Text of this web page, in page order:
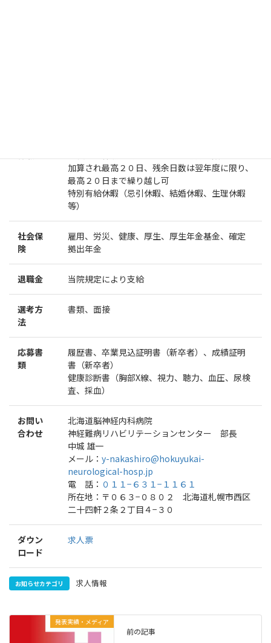
加算され最高２０日、残余日数は翌年度に限り、
最高２０日まで繰り越し可
特別有給休暇（忌引休暇、結婚休暇、生理休暇
等）
社会保
険
雇用、労災、健康、厚生、厚生年金基金、確定
拠出年金
退職金 当院規定により支給
選考方
法
書類、面接
応募書
類
履歴書、卒業見込証明書（新卒者）、成績証明
書（新卒者）
健康診断書（胸部X線、視力、聴力、血圧、尿検
査、採血）
お問い
合わせ
北海道脳神経内科病院
神経難病リハビリテーションセンター 部長
中城 雄一
メール： y-nakashiro@hokuyukai-
neurological-hosp.jp
電 話： ０１１−６３１−１１６１
所在地：〒０６３−０８０２ 北海道札幌市西区
二十四軒２条２丁目４−３０
ダウン
ロード
求人票
お知らせカテゴリ 求人情報
発表実績・メディア
前の記事